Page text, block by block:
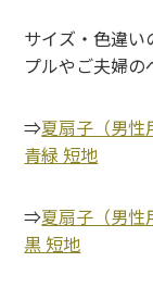
サイズ・色違い
プルやご夫婦の
⇒夏扇子（男
青緑 短地
⇒夏扇子（男
黒 短地